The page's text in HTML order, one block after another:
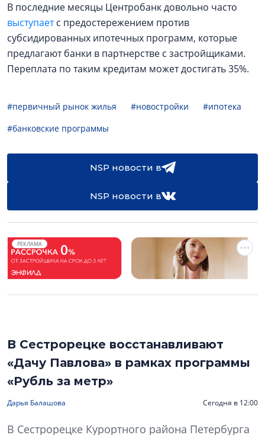
В последние месяцы Центробанк довольно часто
выступаетс предостережением против
субсидированных ипотечных программ, которые
предлагают банки в партнерстве с застройщиками.
Переплата по таким кредитам может достигать 35%.
#первичный рынок жилья #новостройки
#ипотека
#банковские программы
NSP новости в
NSP новости в
РЕКЛАМА
В Сестрорецке восстанавливают
«Дачу Павлова» в рамках программы
«Рубль за метр»
Дарья Балашова Сегодня в 12:00
В Сестрорецке Курортного района Петербурга